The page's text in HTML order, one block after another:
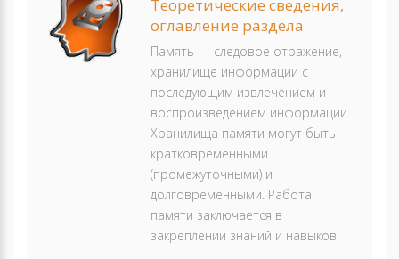
Теоретические сведения,
оглавление раздела
Память — следовое отражение,
хранилище информации с
последующим извлечением и
воспроизведением информации.
Хранилища памяти могут быть
кратковременными
(промежуточными) и
долговременными. Работа
памяти заключается в
закреплении знаний и навыков.